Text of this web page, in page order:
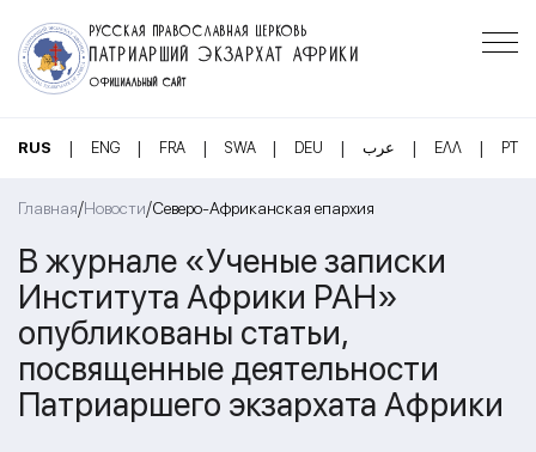
РУССКАЯ ПРАВОСЛАВНАЯ ЦЕРКОВЬ
ПАТРИАРШИЙ ЭКЗАРХАТ АФРИКИ
ОФИЦИАЛЬНЫЙ САЙТ
RUS | ENG | FRA | SWA | DEU | عرب | ΕΛΛ | PT
Главная/Новости/Северо-Африканская епархия
В журнале «Ученые записки
Института Африки РАН»
опубликованы статьи,
посвященные деятельности
Патриаршего экзархата Африки